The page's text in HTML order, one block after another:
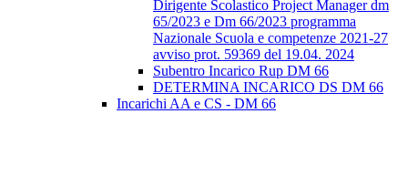
Dirigente Scolastico Project Manager dm
65/2023 e Dm 66/2023 programma
Nazionale Scuola e competenze 2021-27
avviso prot. 59369 del 19.04. 2024
Subentro Incarico Rup DM 66
DETERMINA INCARICO DS DM 66
Incarichi AA e CS - DM 66